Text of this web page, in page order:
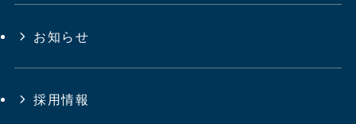
お知らせ
採用情報